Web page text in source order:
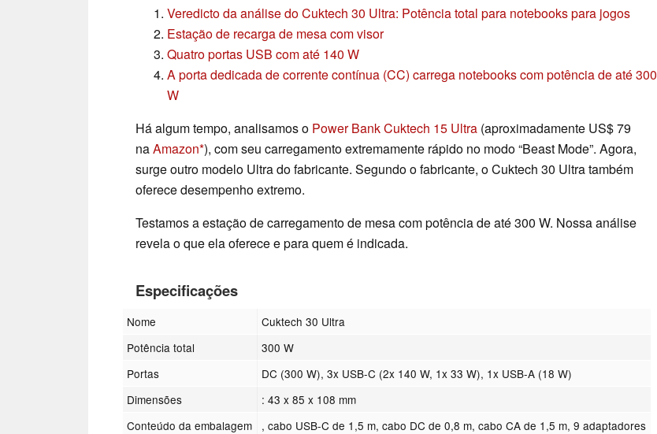
Veredicto da análise do Cuktech 30 Ultra: Potência total para notebooks para jogos
Estação de recarga de mesa com visor
Quatro portas USB com até 140 W
A porta dedicada de corrente contínua (CC) carrega notebooks com potência de até 300
W
Há algum tempo, analisamos o Power Bank Cuktech 15 Ultra (aproximadamente US$ 79
naAmazon ), com seu carregamento extremamente rápido no modo “Beast Mode”. Agora,
surge outro modelo Ultra do fabricante. Segundo o fabricante, o Cuktech 30 Ultra também
oferece desempenho extremo.
Testamos a estação de carregamento de mesa com potência de até 300 W. Nossa análise
revela o que ela oferece e para quem é indicada.
Especificações
Nome
Cuktech 30 Ultra
Potência total
300 W
Portas
DC (300 W), 3x USB-C (2x 140 W, 1x 33 W), 1x USB-A (18 W)
Dimensões
: 43 x 85 x 108 mm
Conteúdo da embalagem
, cabo USB-C de 1,5 m, cabo DC de 0,8 m, cabo CA de 1,5 m, 9 adaptadores